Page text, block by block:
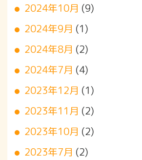
2024年10月 (9)
2024年9月 (1)
2024年8月 (2)
2024年7月 (4)
2023年12月 (1)
2023年11月 (2)
2023年10月 (2)
2023年7月 (2)